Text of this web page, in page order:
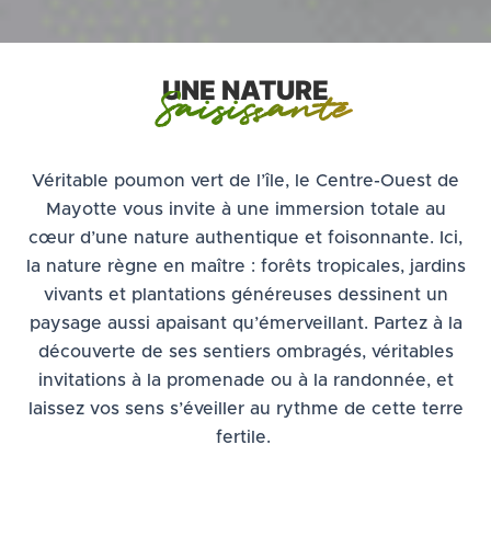
UNE NATURE
Saisissante
Véritable poumon vert de l’île, le Centre-Ouest de
Mayotte vous invite à une immersion totale au
cœur d’une nature authentique et foisonnante. Ici,
la nature règne en maître : forêts tropicales, jardins
vivants et plantations généreuses dessinent un
paysage aussi apaisant qu’émerveillant. Partez à la
découverte de ses sentiers ombragés, véritables
invitations à la promenade ou à la randonnée, et
laissez vos sens s’éveiller au rythme de cette terre
fertile.